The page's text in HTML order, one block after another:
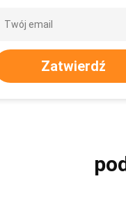
Zatwierdź